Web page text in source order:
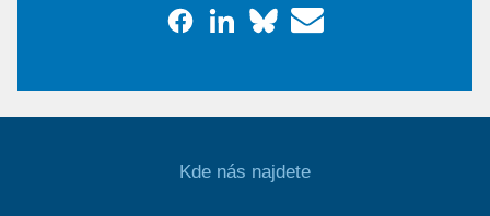
Kde nás najdete